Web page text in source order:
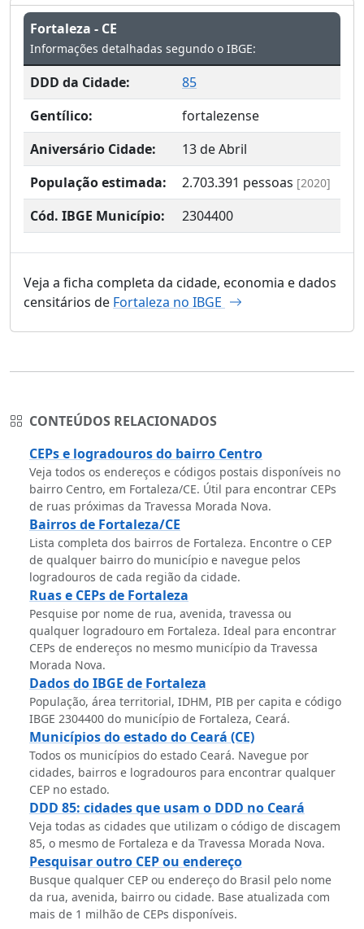
Fortaleza - CE
Informações detalhadas segundo o IBGE:
DDD da Cidade:
85
Gentílico:
fortalezense
Aniversário Cidade:
13 de Abril
População estimada:
2.703.391 pessoas [2020]
Cód. IBGE Município: 2304400
Veja a ficha completa da cidade, economia e dados
censitários de Fortaleza no IBGE
CONTEÚDOS RELACIONADOS
CEPs e logradouros do bairro Centro
Veja todos os endereços e códigos postais disponíveis no
bairro Centro, em Fortaleza/CE. Útil para encontrar CEPs
de ruas próximas da Travessa Morada Nova.
Bairros de Fortaleza/CE
Lista completa dos bairros de Fortaleza. Encontre o CEP
de qualquer bairro do município e navegue pelos
logradouros de cada região da cidade.
Ruas e CEPs de Fortaleza
Pesquise por nome de rua, avenida, travessa ou
qualquer logradouro em Fortaleza. Ideal para encontrar
CEPs de endereços no mesmo município da Travessa
Morada Nova.
Dados do IBGE de Fortaleza
População, área territorial, IDHM, PIB per capita e código
IBGE 2304400 do município de Fortaleza, Ceará.
Municípios do estado do Ceará (CE)
Todos os municípios do estado Ceará. Navegue por
cidades, bairros e logradouros para encontrar qualquer
CEP no estado.
DDD 85: cidades que usam o DDD no Ceará
Veja todas as cidades que utilizam o código de discagem
85, o mesmo de Fortaleza e da Travessa Morada Nova.
Pesquisar outro CEP ou endereço
Busque qualquer CEP ou endereço do Brasil pelo nome
da rua, avenida, bairro ou cidade. Base atualizada com
mais de 1 milhão de CEPs disponíveis.